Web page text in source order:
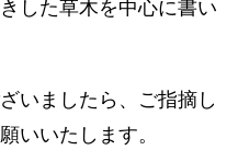
した草木を中心に書い
いましたら、ご指摘し
いいたします。